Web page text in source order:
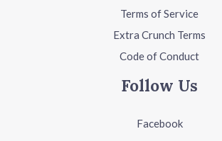
Terms of Service
Extra Crunch Terms
Code of Conduct
Follow Us
Facebook